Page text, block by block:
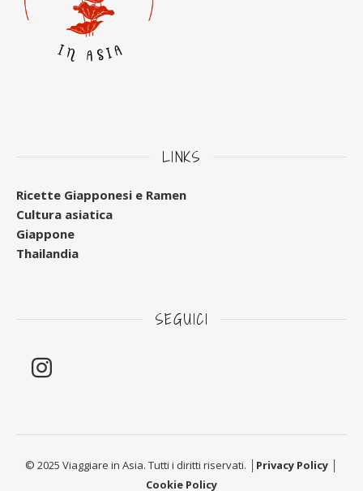
LINKS
Ricette Giapponesi e Ramen
Cultura asiatica
Giappone
Thailandia
SEGUICI
© 2025 Viaggiare in Asia. Tutti i diritti riservati. │ Privacy Policy
Cookie Policy